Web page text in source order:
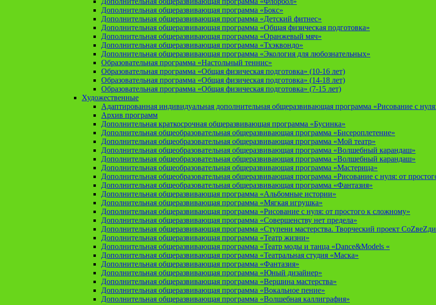
Дополнительная общеразвивающая программа «Бокс»
Дополнительная общеразвивающая программа «Детский фитнес»
Дополнительная общеразвивающая программа «Общая физическая подготовка»
Дополнительная общеразвивающая программа «Оранжевый мяч»
Дополнительная общеразвивающая программа «Тхэквондо»
Дополнительная общеразвивающая программа «Экология для любознательных»
Образовательная программа «Настольный теннис»
Образовательная программа «Общая физическая подготовка» (10-16 лет)
Образовательная программа «Общая физическая подготовка» (14-18 лет)
Образовательная программа «Общая физическая подготовка» (7-15 лет)
Художественные
Адаптированная индивидуальная дополнительная общеразвивающая программа «Рисование с
Архив программ
Дополнительная краткосрочная общеразвивающая программа «Бусинка»
Дополнительная общеобразовательная общеразвивающая программа «Бисероплетение»
Дополнительная общеобразовательная общеразвивающая программа «Мой театр»
Дополнительная общеобразовательная общеразвивающая программа «Волшебный карандаш»
Дополнительная общеобразовательная общеразвивающая программа «Волшебный карандаш»
Дополнительная общеобразовательная общеразвивающая программа «Мастерица»
Дополнительная общеобразовательная общеразвивающая программа «Рисование с нуля: от
Дополнительная общеобразовательная общеразвивающая программа «Фантазия»
Дополнительная общеразвивающая программа «Альбомные истории»
Дополнительная общеразвивающая программа «Мягкая игрушка»
Дополнительная общеразвивающая программа «Рисование с нуля: от простого к сложному»
Дополнительная общеразвивающая программа «Совершенству нет предела»
Дополнительная общеразвивающая программа «Ступени мастерства. Творческий проект
Дополнительная общеразвивающая программа «Театр жизни»
Дополнительная общеразвивающая программа «Театр моды и танца «Dance&Models «
Дополнительная общеразвивающая программа «Театральная студия «Маска»
Дополнительная общеразвивающая программа «Фантазия»
Дополнительная общеразвивающая программа «Юный дизайнер»
Дополнительная общеразвивающая программа «Вершина мастерства»
Дополнительная общеразвивающая программа «Вокальное пение»
Дополнительная общеразвивающая программа «Волшебная каллиграфия»